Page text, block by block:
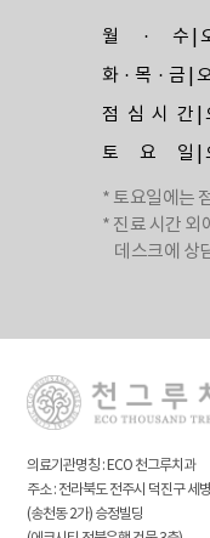
월 · 수 |
화 · 목 · 금 |
점 심 시 간
토 요 일
* 토요일에는
* 진료 시간 외
데스크에 상
의료기관명칭 : ECO 천그루치과
주소 : 전라북도 전주시 덕진구 세
(송천동 2가) 승정빌딩